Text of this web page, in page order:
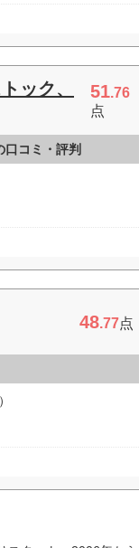
ック、
51.76
点
コミ・評判
48.77点